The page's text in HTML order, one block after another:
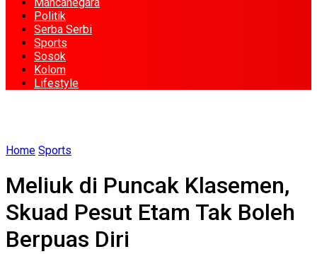
Politik
Serba Serbi
Sports
Sosok
Kolom
Lifestyle
Home Sports
Meliuk di Puncak Klasemen,
Skuad Pesut Etam Tak Boleh
Berpuas Diri